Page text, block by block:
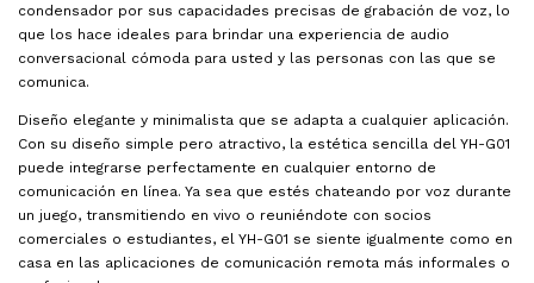
condensador por sus capacidades precisas de grabación de voz, lo
que los hace ideales para brindar una experiencia de audio
conversacional cómoda para usted y las personas con las que se
comunica.
Diseño elegante y minimalista que se adapta a cualquier aplicación.
Con su diseño simple pero atractivo, la estética sencilla del YH-G01
puede integrarse perfectamente en cualquier entorno de
comunicación en línea. Ya sea que estés chateando por voz durante
un juego, transmitiendo en vivo o reuniéndote con socios
comerciales o estudiantes, el YH-G01 se siente igualmente como en
casa en las aplicaciones de comunicación remota más informales o